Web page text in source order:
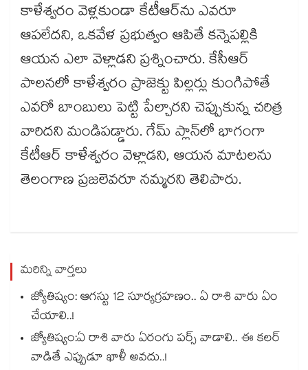
కాళేశ్వరం వెళ్లకుండా కేటీఆర్​ను ఎవ‌‌రూ
ఆప‌‌లేదని, ఒకవేళ ప్రభుత్వం ఆపితే క‌‌న్నెప‌‌ల్లికి
ఆయన ఎలా వెళ్లాడని ప్రశ్నించారు. కేసీఆర్​
పాలనలో కాళేశ్వరం ప్రాజెక్టు పిల్లర్లు కుంగిపోతే
ఎవ‌‌రో బాంబులు పెట్టి పేల్చార‌‌ని చెప్పుకున్న చ‌‌రిత్ర
వారిదని మండిపడ్డారు. గేమ్ ప్లాన్​లో భాగంగా
కేటీఆర్ కాళేశ్వరం వెళ్లాడని, ఆయన మాటలను
తెలంగాణ ప్రజలెవరూ నమ్మరని తెలిపారు.
మరిన్ని వార్తలు
జ్యోతిష్యం: ఆగస్టు 12 సూర్యగ్రహణం.. ఏ రాశి వారు ఏం
చేయాలి..!
జ్యోతిష్యం:ఏ రాశి వారు ఏరంగు పర్స్ వాడాలి.. ఈ కలర్
వాడితే ఎప్పుడూ ఖాళీ అవదు..!